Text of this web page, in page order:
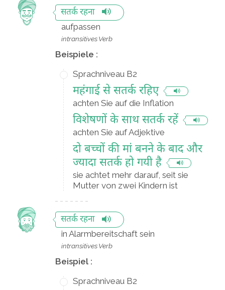
सतर्क रहना
aufpassen
intransitives Verb
Beispiele :
Sprachniveau B2
महंगाई से सतर्क रहिए
achten Sie auf die Inflation
विशेषणों के साथ सतर्क रहें
achten Sie auf Adjektive
दो बच्चों की मां बनने के बाद और
ज्यादा सतर्क हो गयी है
sie achtet mehr darauf, seit sie
Mutter von zwei Kindern ist
सतर्क रहना
in Alarmbereitschaft sein
intransitives Verb
Beispiel :
Sprachniveau B2